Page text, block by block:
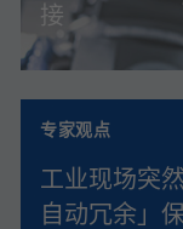
接
专家观点
工业现场突
自动冗余」